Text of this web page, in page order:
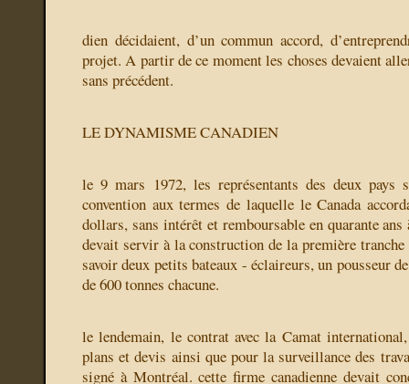
dien décidaient, d’un commun accord,
projet. A partir de ce moment les choses devaient
sans précédent.
LE DYNAMISME CANADIEN
le 9 mars 1972, les représentants des deux pays
convention aux termes de laquelle le Canada
dollars, sans intérêt et remboursable en quarante
devait servir à la construction de la première
savoir deux petits bateaux - éclaireurs, un pousseur
de 600 tonnes chacune.
le lendemain, le contrat avec la Camat
plans et devis ainsi que pour la surveillance des
signé à Montréal. cette firme canadienne devait